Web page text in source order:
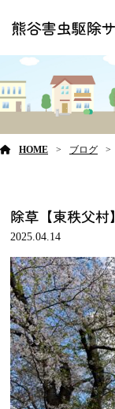
HOME ブログ
除草【東秩父村】
2025.04.14